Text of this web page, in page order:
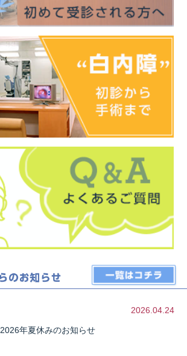
2026.04.24
2026年夏休みのお知らせ